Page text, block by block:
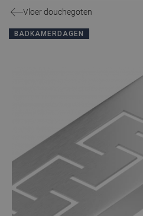
Vloer douchegoten
BADKAMERDAGEN